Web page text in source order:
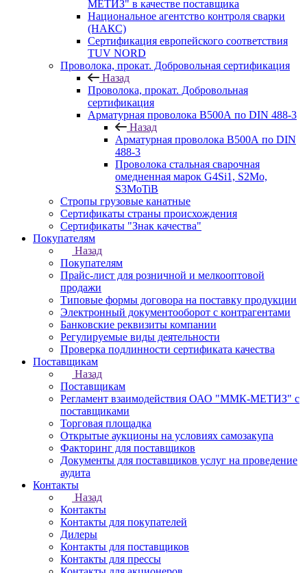
МЕТИЗ" в качестве поставщика
Национальное агентство контроля сварки
(НАКС)
Сертификация европейского соответствия
TUV NORD
Проволока, прокат. Добровольная сертификация
Назад
Проволока, прокат. Добровольная
сертификация
Арматурная проволока В500А по DIN 488-3
Назад
Арматурная проволока В500А по DIN
488-3
Проволока стальная сварочная
омедненная марок G4Si1, S2Mo,
S3MoTiB
Стропы грузовые канатные
Сертификаты страны происхождения
Сертификаты "Знак качества"
Покупателям
Назад
Покупателям
Прайс-лист для розничной и мелкооптовой
продажи
Типовые формы договора на поставку продукции
Электронный документооборот с контрагентами
Банковские реквизиты компании
Регулируемые виды деятельности
Проверка подлинности сертификата качества
Поставщикам
Назад
Поставщикам
Регламент взаимодействия ОАО "ММК-МЕТИЗ" с
поставщиками
Торговая площадка
Открытые аукционы на условиях самозакупа
Факторинг для поставщиков
Документы для поставщиков услуг на проведение
аудита
Контакты
Назад
Контакты
Контакты для покупателей
Дилеры
Контакты для поставщиков
Контакты для прессы